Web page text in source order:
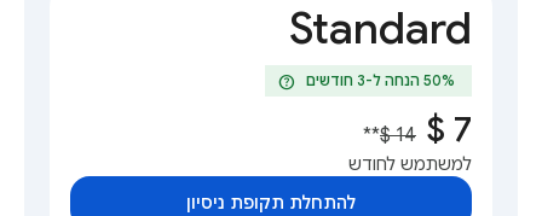
Standard
help
**
למשתמש לחודש
להתחלת תקופת ניסיון